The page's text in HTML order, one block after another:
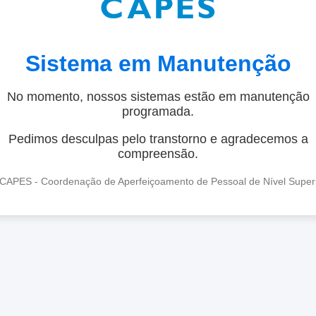
Sistema em Manutenção
No momento, nossos sistemas estão em manutenção
programada.
Pedimos desculpas pelo transtorno e agradecemos a
compreensão.
- Coordenação de Aperfeiçoamento de Pessoal de Nível